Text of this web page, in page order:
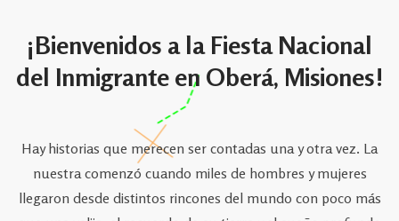
¡Bienvenidos a la Fiesta Nacional
del Inmigrante en Oberá, Misiones!
Hay historias que merecen ser contadas una y otra vez. La
nuestra comenzó cuando miles de hombres y mujeres
llegaron desde distintos rincones del mundo con poco más